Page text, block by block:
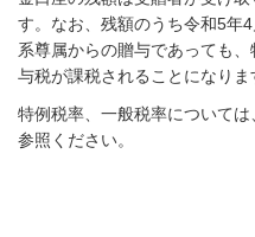
す。なお、残額のうち令和5年4
系尊属からの贈与であっても
与税が課税されることになりま
特例税率、一般税率について
参照ください。